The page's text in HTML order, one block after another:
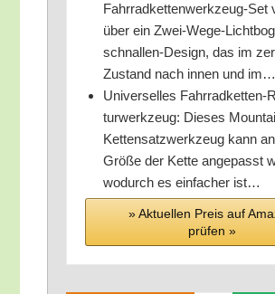
Fahr­rad­ket­ten­werk­zeug-Set
über ein Zwei-Wege-
schnal­len-Design, das im
Zustand nach innen und im…
Uni­ver­sel­les Fahr­rad­ket­ten-
tur­werk­zeug: Die­ses
Ket­ten­satz­werk­zeug kann
Grö­ße der Ket­te ange­passt
wodurch es ein­fa­cher ist…
» Aktu­el­len Preis auf
prü­fen »